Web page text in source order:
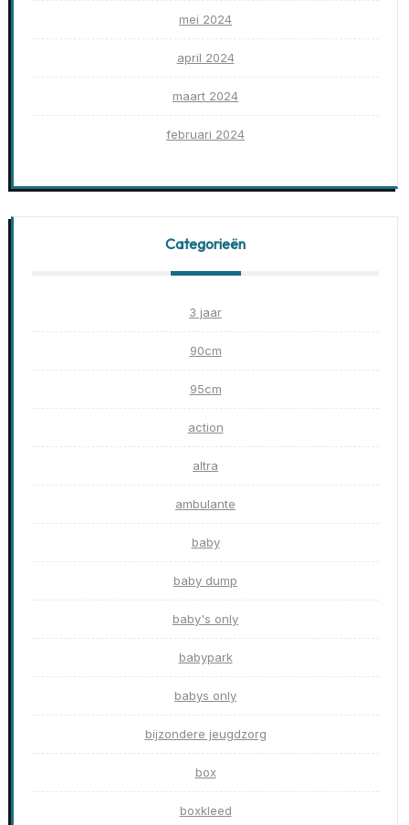
mei 2024
april 2024
maart 2024
februari 2024
Categorieën
3 jaar
90cm
95cm
action
altra
ambulante
baby
baby dump
baby's only
babypark
babys only
bijzondere jeugdzorg
box
boxkleed